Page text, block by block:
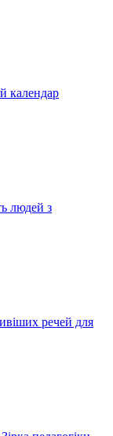
календар
людей з
речей для